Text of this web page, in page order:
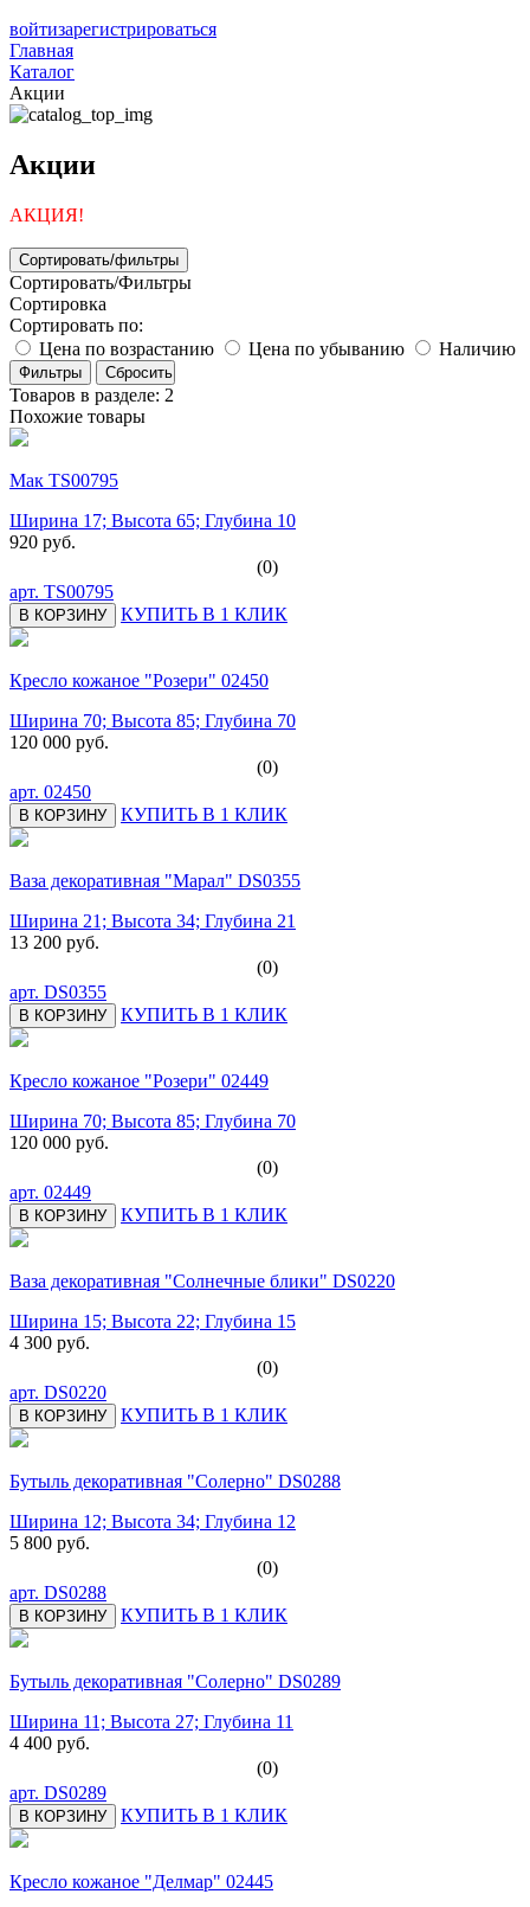
войтизарегистрироваться
Главная
Каталог
Акции
Акции
АКЦИЯ!
Сортировать/фильтры
Сортировать/Фильтры
Сортировка
Сортировать по:
Цена по возрастанию
Цена по убыванию Наличию
Товаров в разделе: 2
Похожие товары
Мак TS00795
Ширина 17; Высота 65; Глубина 10
920 руб.
(0)
арт. TS00795
В КОРЗИНУ КУПИТЬ В 1 КЛИК
Кресло кожаное "Розери" 02450
Ширина 70; Высота 85; Глубина 70
120 000 руб.
(0)
арт. 02450
В КОРЗИНУ КУПИТЬ В 1 КЛИК
Ваза декоративная "Марал" DS0355
Ширина 21; Высота 34; Глубина 21
13 200 руб.
(0)
арт. DS0355
В КОРЗИНУ КУПИТЬ В 1 КЛИК
Кресло кожаное "Розери" 02449
Ширина 70; Высота 85; Глубина 70
120 000 руб.
(0)
арт. 02449
В КОРЗИНУ КУПИТЬ В 1 КЛИК
Ваза декоративная "Солнечные блики" DS0220
Ширина 15; Высота 22; Глубина 15
4 300 руб.
(0)
арт. DS0220
В КОРЗИНУ КУПИТЬ В 1 КЛИК
Бутыль декоративная "Солерно" DS0288
Ширина 12; Высота 34; Глубина 12
5 800 руб.
(0)
арт. DS0288
В КОРЗИНУ КУПИТЬ В 1 КЛИК
Бутыль декоративная "Солерно" DS0289
Ширина 11; Высота 27; Глубина 11
4 400 руб.
(0)
арт. DS0289
В КОРЗИНУ КУПИТЬ В 1 КЛИК
Кресло кожаное "Делмар" 02445